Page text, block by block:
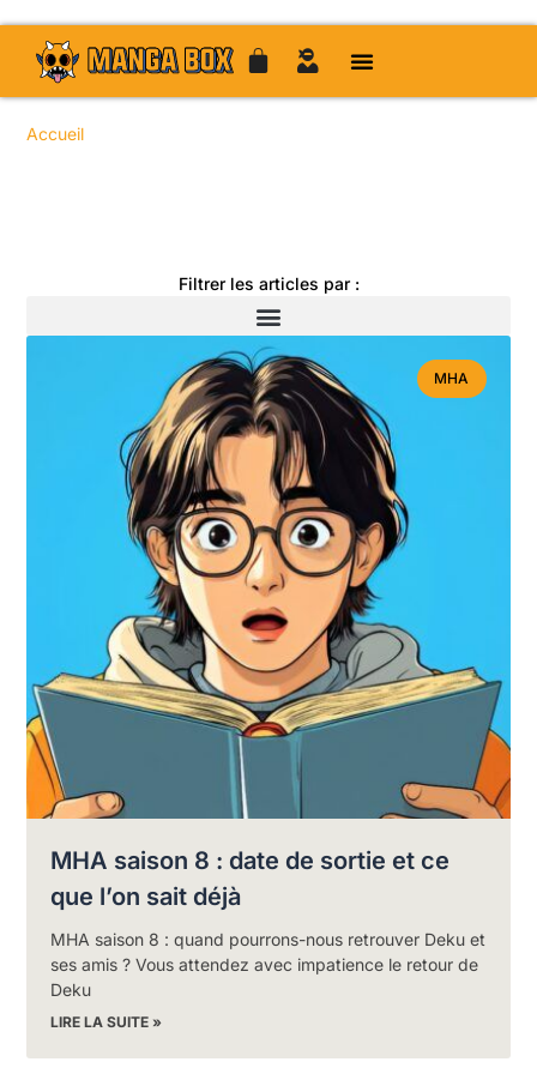
Accueil
Filtrer les articles par :
MHA
MHA saison 8 : date de sortie et ce
que l’on sait déjà
MHA saison 8 : quand pourrons-nous retrouver Deku et
ses amis ? Vous attendez avec impatience le retour de
Deku
LIRE LA SUITE »